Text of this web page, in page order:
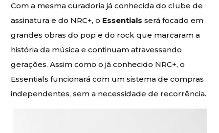
Com a mesma curadoria já conhecida do clube de
assinatura e do NRC+, o Essentials será focado em
grandes obras do pop e do rock que marcaram a
história da música e continuam atravessando
gerações. Assim como o já conhecido NRC+, o
Essentials funcionará com um sistema de compras
independentes, sem a necessidade de recorrência.